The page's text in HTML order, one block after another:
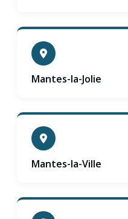
Mantes-la-Jolie
Mantes-la-Ville